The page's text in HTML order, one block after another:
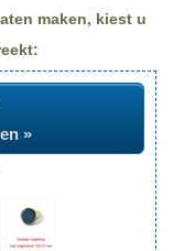
maken, kiest u
»